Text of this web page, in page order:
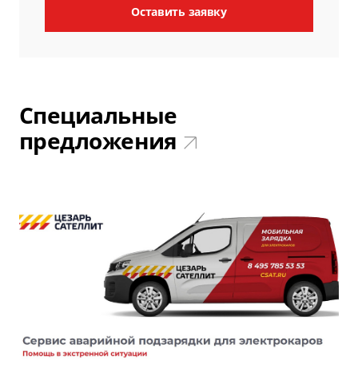
Оставить заявку
Специальные
предложения